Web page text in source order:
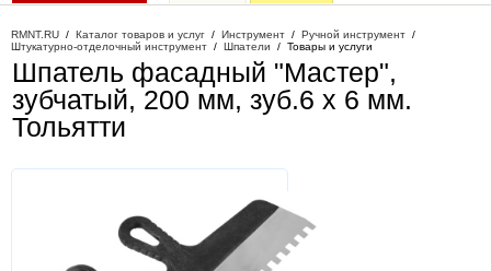
RMNT.RU / Каталог товаров и услуг / Инструмент / Ручной инструмент /
Штукатурно-отделочный инструмент / Шпатели / Товары и услуги
Шпатель фасадный "Мастер",
зубчатый, 200 мм, зуб.6 х 6 мм.
Тольятти